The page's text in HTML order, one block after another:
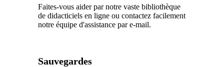
Faites-vous aider par notre vaste bibliothèque
de didacticiels en ligne ou contactez facilement
notre équipe d'assistance par e-mail.
Sauvegardes